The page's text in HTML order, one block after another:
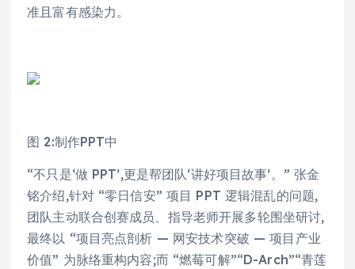
准且富有感染力。
图 2:制作PPT中
“不只是‘做 PPT’,更是帮团队‘讲好项目故事’。” 张金
铭介绍,针对 “零日信安” 项目 PPT 逻辑混乱的问题,
团队主动联合创赛成员、指导老师开展多轮围坐研讨,
最终以 “项目亮点剖析 — 网安技术突破 — 项目产业
价值” 为脉络重构内容;而 “燃莓可解”“D-Arch”“青莲